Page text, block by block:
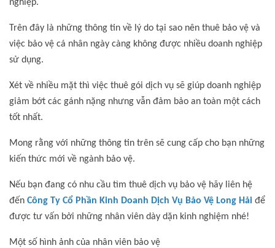
nghiệp.
Trên đây là những thông tin về lý do tại sao nên thuê bảo vệ và
việc bảo vệ cá nhân ngày càng không được nhiều doanh nghiệp
sử dụng.
Xét về nhiều mặt thì việc thuê gói dịch vụ sẽ giúp doanh nghiệp
giảm bớt các gánh nặng nhưng vẫn đảm bảo an toàn một cách
tốt nhất.
Mong rằng với những thông tin trên sẽ cung cấp cho bạn những
kiến thức mới về ngành bảo vệ.
Nếu bạn đang có nhu cầu tìm thuê dịch vụ bảo vệ hãy liên hệ
đến Công Ty Cổ Phần Kinh Doanh Dịch Vụ Bảo Vệ Long Hải để
được tư vấn bởi những nhân viên dày dặn kinh nghiệm nhé!
Một số hình ảnh của nhân viên bảo vệ